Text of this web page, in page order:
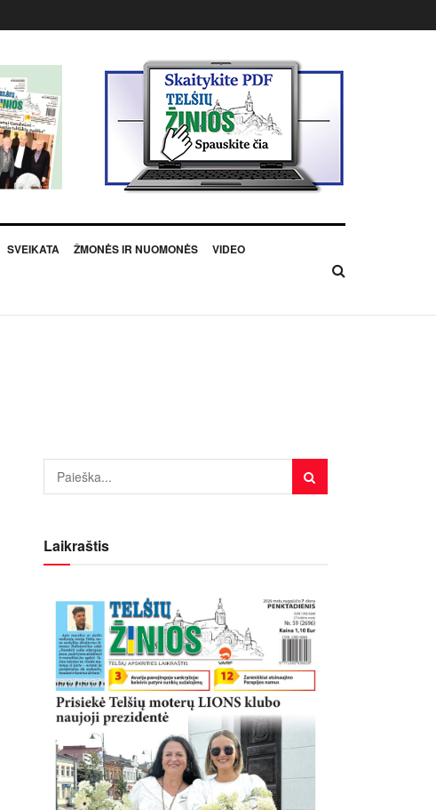
SVEIKATA ŽMONĖS IR NUOMONĖS VIDEO
Laikraštis